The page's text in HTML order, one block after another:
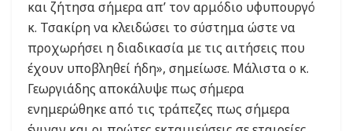
και ζήτησα σήμερα απ’ τον αρμόδιο υφυπουργό
κ. Τσακίρη να κλειδώσει το σύστημα ώστε να
προχωρήσει η διαδικασία με τις αιτήσεις που
έχουν υποβληθεί ήδη», σημείωσε. Μάλιστα ο κ.
Γεωργιάδης αποκάλυψε πως σήμερα
ενημερώθηκε από τις τράπεζες πως σήμερα